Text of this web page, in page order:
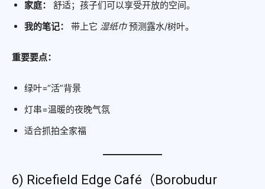
家庭：
舒适；孩子们可以享受开放的空间。
我的笔记：
带上它 湿纸巾预测露水/树叶。
重要要点：
绿叶=“活”背景
灯串=温暖的夜晚气氛
适合抓拍全家福
6) Ricefield Edge Café（Borobudur